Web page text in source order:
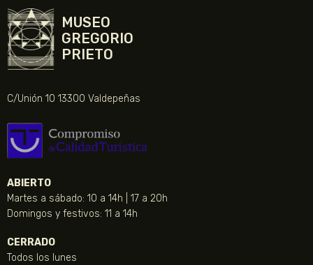
MUSEO
GREGORIO
PRIETO
C/Unión 10 13300 Valdepeñas
ABIERTO
Martes a sábado: 10 a 14h | 17 a 20h
Domingos y festivos: 11 a 14h
CERRADO
Todos los lunes